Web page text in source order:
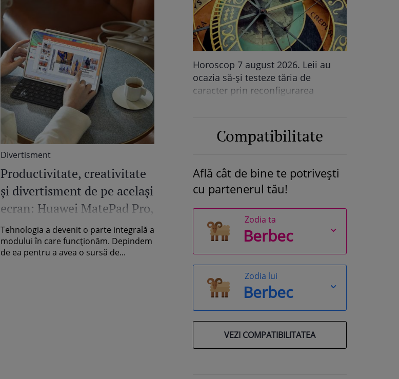
Divertisment
Productivitate, creativitate
și divertisment de pe același
ecran: Huawei MatePad Pro,
dotată cu funcții și aplicații
care fac față cu succes
oricăror nevoi
Tehnologia a devenit o parte integrală a
modului în care funcționăm. Depindem
de ea pentru a avea o sursă de...
Horoscop 7 august 2026. Leii au
ocazia să-și testeze tăria de
caracter prin reconfigurarea
Compatibilitate
Află cât de bine te potrivești
cu partenerul tău!
Zodia ta
Zodia lui
VEZI COMPATIBILITATEA